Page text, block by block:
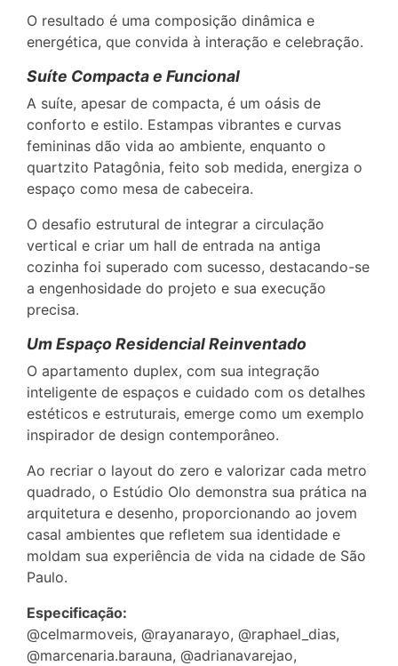
O resultado é uma composição dinâmica e
energética, que convida à interação e celebração.
Suíte Compacta e Funcional
A suíte, apesar de compacta, é um oásis de
conforto e estilo. Estampas vibrantes e curvas
femininas dão vida ao ambiente, enquanto o
quartzito Patagônia, feito sob medida, energiza o
espaço como mesa de cabeceira.
O desafio estrutural de integrar a circulação
vertical e criar um hall de entrada na antiga
cozinha foi superado com sucesso, destacando-se
a engenhosidade do projeto e sua execução
precisa.
Um Espaço Residencial Reinventado
O apartamento duplex, com sua integração
inteligente de espaços e cuidado com os detalhes
estéticos e estruturais, emerge como um exemplo
inspirador de design contemporâneo.
Ao recriar o layout do zero e valorizar cada metro
quadrado, o Estúdio Olo demonstra sua prática na
arquitetura e desenho, proporcionando ao jovem
casal ambientes que refletem sua identidade e
moldam sua experiência de vida na cidade de São
Paulo.
Especificação:
@celmarmoveis, @rayanarayo, @raphael_dias,
@marcenaria.barauna, @adrianavarejao,